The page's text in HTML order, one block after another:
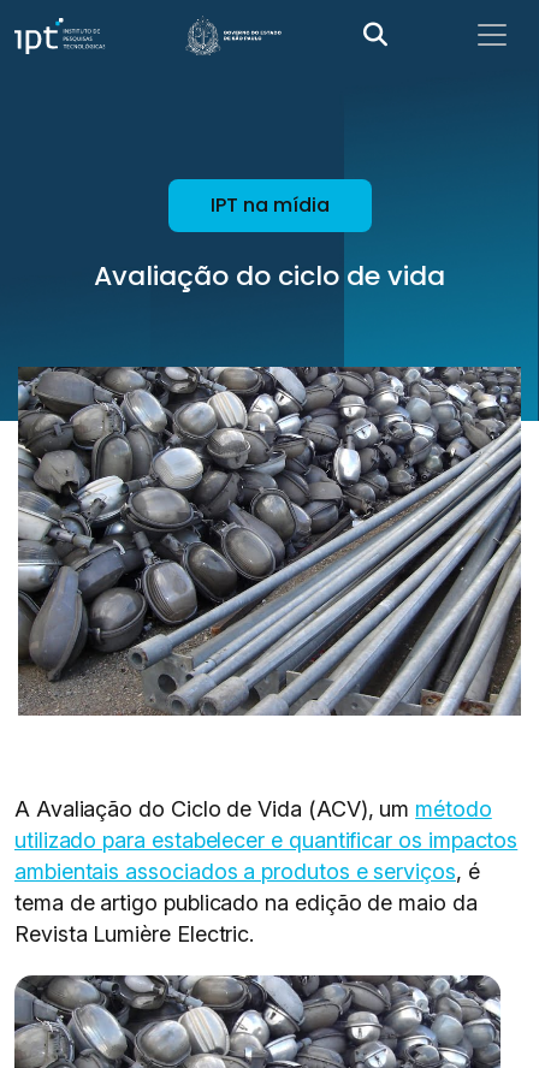
IPT na mídia
Avaliação do ciclo de vida
A Avaliação do Ciclo de Vida (ACV), um método
utilizado para estabelecer e quantificar os impactos
ambientais associados a produtos e serviços, é
tema de artigo publicado na edição de maio da
Revista Lumière Electric.